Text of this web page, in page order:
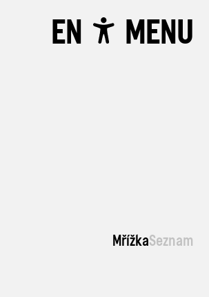
EN MENU
MřížkaSeznam